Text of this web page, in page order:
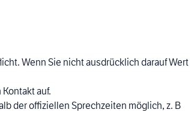
Wenn Sie nicht ausdrücklich darauf Wert
auf.
der offiziellen Sprechzeiten möglich, z. B